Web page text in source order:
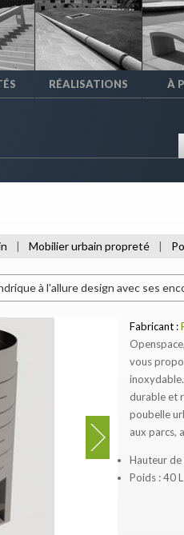
RÉALISATIONS À
Mobilier urbain propreté
à l'allure design avec ses
Fabricant :
vous
durable et
poubelle
aux parcs,
Hauteur de
Poids : 40 L